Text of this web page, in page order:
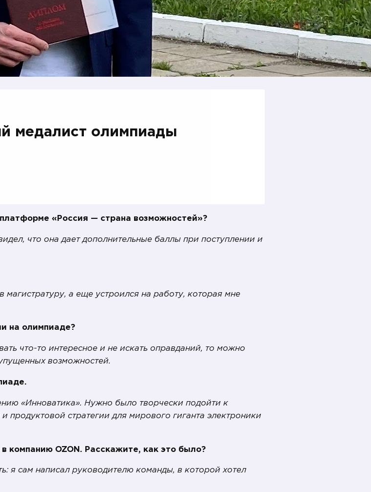
медалист олимпиады
«Россия — страна возможностей»?
что она дает дополнительные баллы при поступлении и
а еще устроился на работу, которая мне
на олимпиаде?
что-то интересное и не искать оправданий, то можно
возможностей.
«Инноватика». Нужно было творчески подойти к
продуктовой стратегии для мирового гиганта электроники
компанию OZON. Расскажите, как это было?
я сам написал руководителю команды, в которой хотел